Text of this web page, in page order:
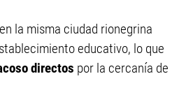
la misma ciudad rionegrina
educativo, lo que
directos por la cercanía de